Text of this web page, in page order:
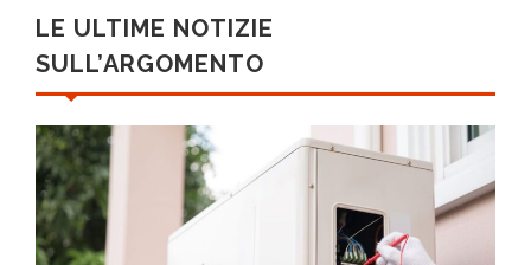
LE ULTIME NOTIZIE
SULL’ARGOMENTO